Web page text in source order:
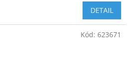
DETAIL
Kód: 623671